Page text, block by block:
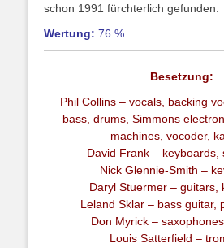
schon 1991 fürchterlich gefunden.
Wertung: 76 %
Besetzung:
Phil Collins – vocals, backing
bass, drums, Simmons
machines, vocoder,
David Frank – keyboards,
Nick Glennie-Smith –
Daryl Stuermer – guitars,
Leland Sklar – bass guitar,
Don Myrick –
Louis Satterfield –